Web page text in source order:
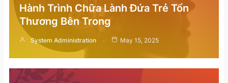
Hành Trình Chữa Lành Đứa Trẻ Tổn
Thương Bên Trong
System Administration May 15, 2025